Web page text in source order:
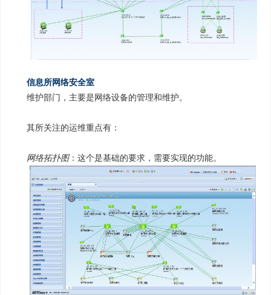
信息所网络安全室
维护部门，主要是网络设备的管理和维护。
其所关注的运维重点有：
网络拓扑图：这个是基础的要求，需要实现的功能。